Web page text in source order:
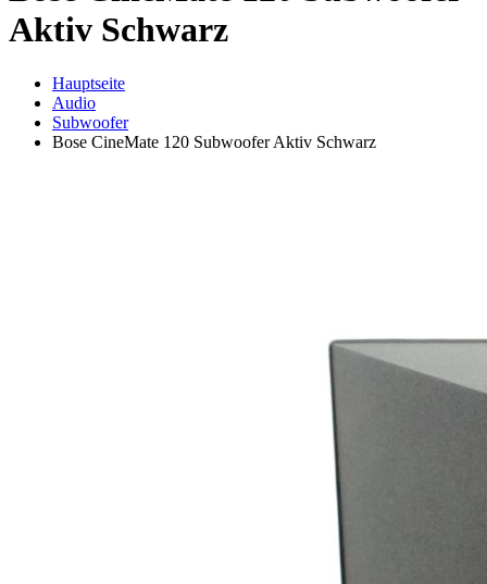
Aktiv Schwarz
Hauptseite
Audio
Subwoofer
Bose CineMate 120 Subwoofer Aktiv Schwarz